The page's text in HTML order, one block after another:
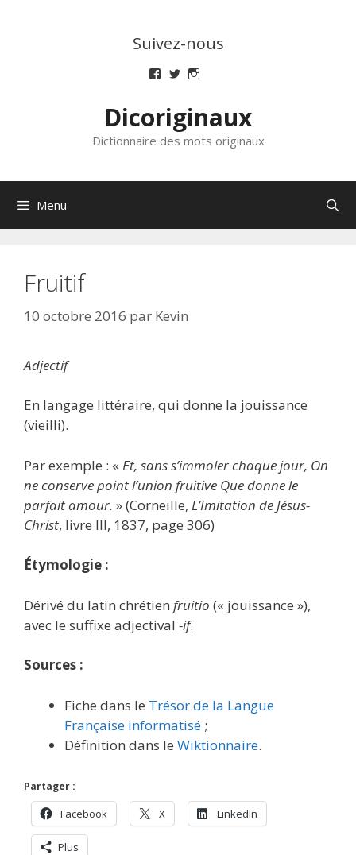
Suivez-nous
Voir
de
dicoriginaux
sur
Facebook
Voir
de
dicoriginaux
sur
Twitter
de
dicoriginaux
sur
Instagram
Dicoriginaux
Dictionnaire des mots originaux
Menu
Fruitif
10 octobre 2016 par Kevin
Adjectif
En langage littéraire, qui donne la jouissance
(vieilli).
Par exemple : « Et, sans s’immoler chaque jour, On
ne conserve point l’union fruitive Que donne le
parfait amour. » (Corneille, L’Imitation de Jésus-
Christ, livre III, 1837, page 306)
Étymologie :
Dérivé du latin chrétien fruitio (« jouissance »),
avec le suffixe adjectival -if.
Sources :
Fiche dans le Trésor de la Langue
Française informatisé ;
Définition dans le Wiktionnaire.
Partager :
Facebook X LinkedIn
Plus